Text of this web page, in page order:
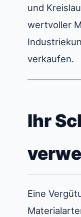
und
wertvoller
verkaufen.
Ihr
Eine